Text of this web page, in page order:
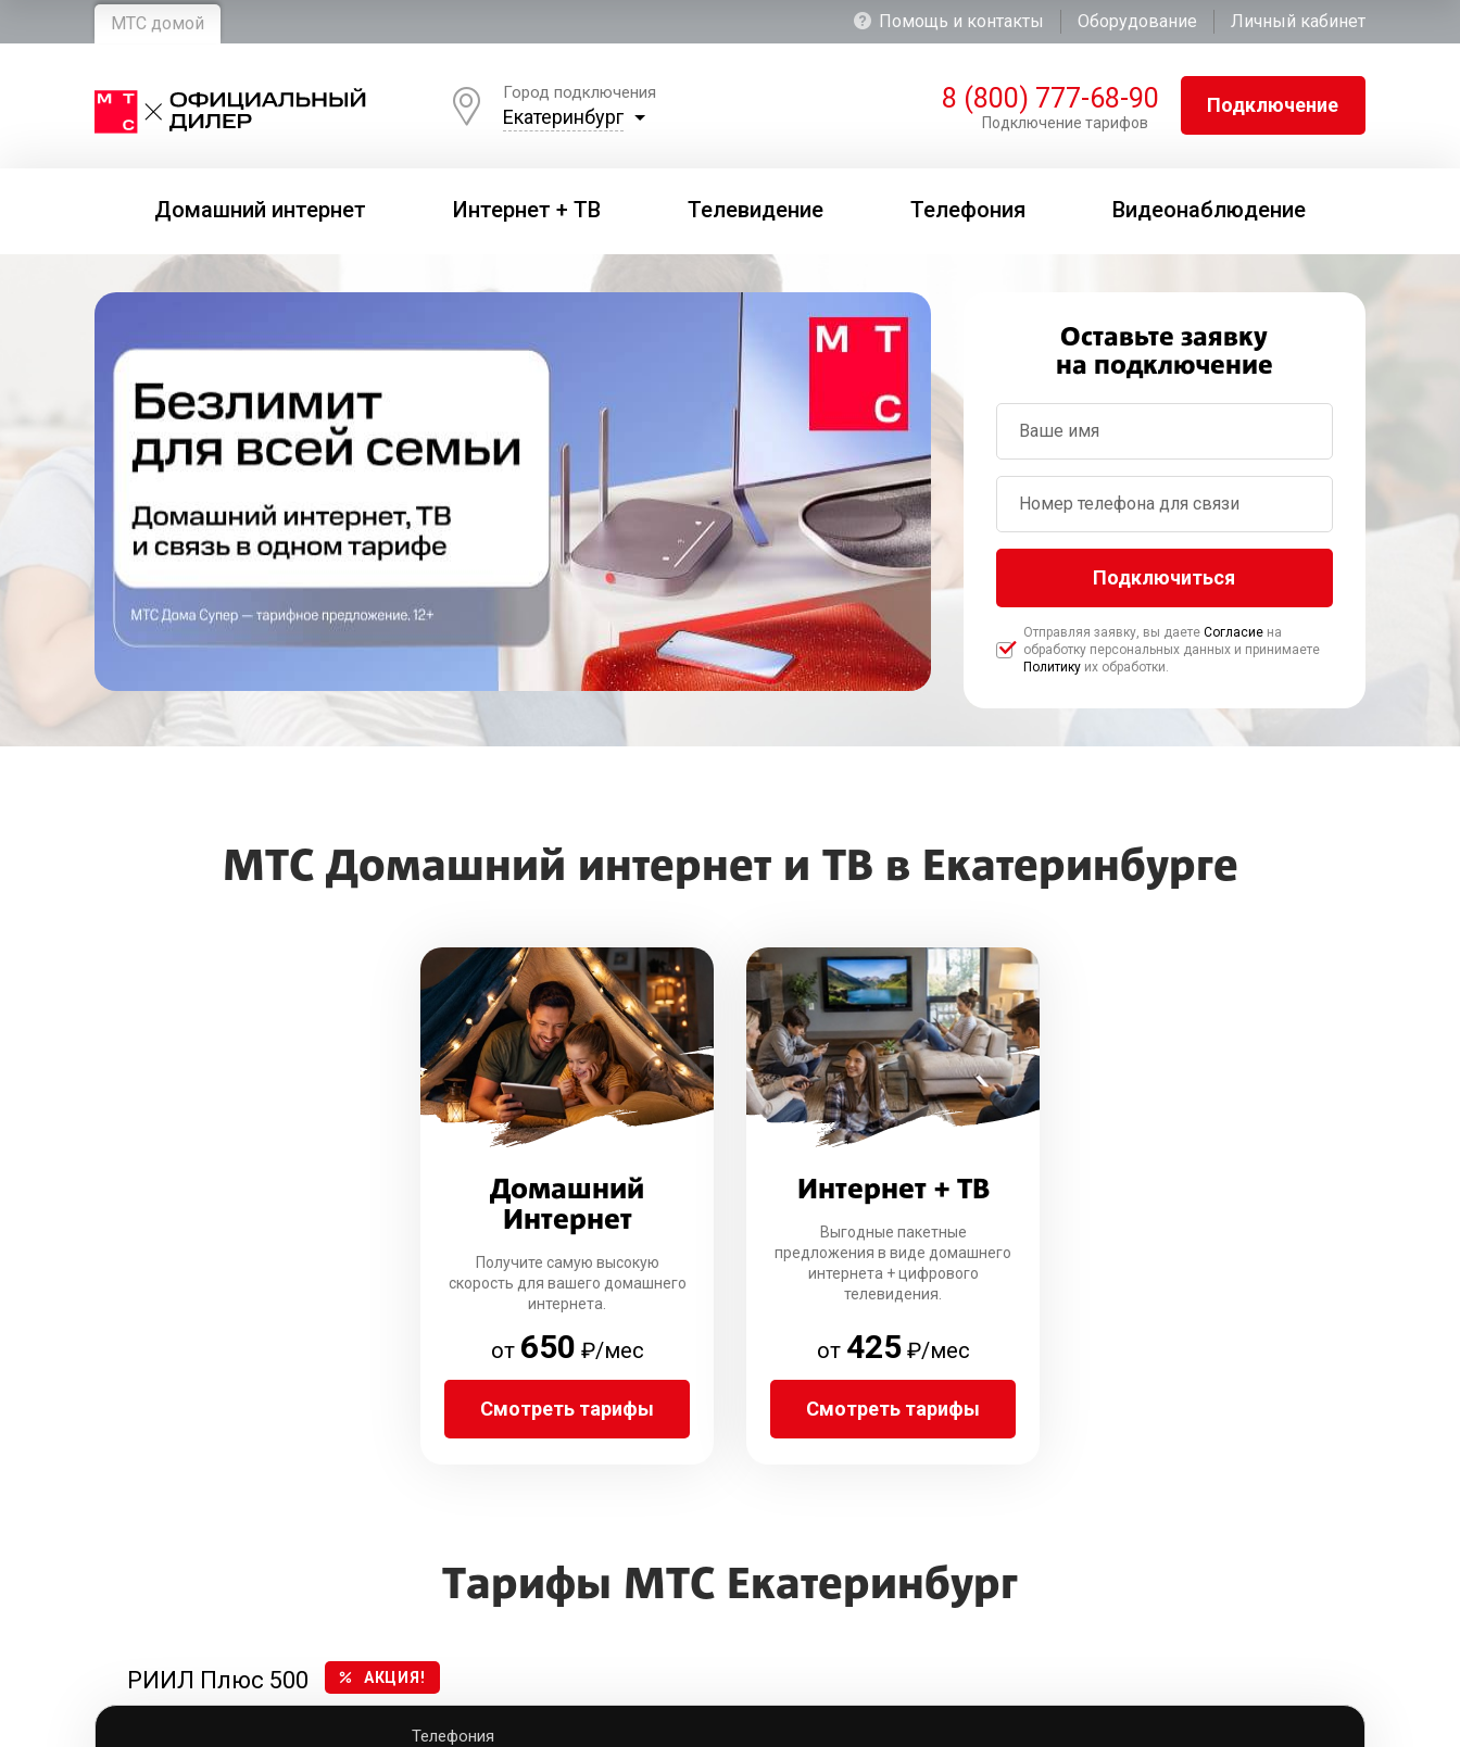
МТС домой Помощь и контакты Оборудование Личный кабинет
Город подключения
Екатеринбург
8 (800) 777-68-90
Подключение тарифов
Подключение
Домашний интернет Интернет + ТВ Телевидение Телефония Видеонаблюдение
Оставьте заявку
на подключение
Подключиться
Отправляя заявку, вы даете Согласие на
обработку персональных данных и принимаете
Политику их обработки.
МТС Домашний интернет и ТВ в Екатеринбурге
Домашний
Интернет
Получите самую высокую
скорость для вашего домашнего
интернета.
от 650 ₽/мес
Смотреть тарифы
Интернет + ТВ
Выгодные пакетные
предложения в виде домашнего
интернета + цифрового
телевидения.
от 425₽/мес
Смотреть тарифы
Тарифы МТС Екатеринбург
РИИЛ Плюс 500 АКЦИЯ!
Телефония